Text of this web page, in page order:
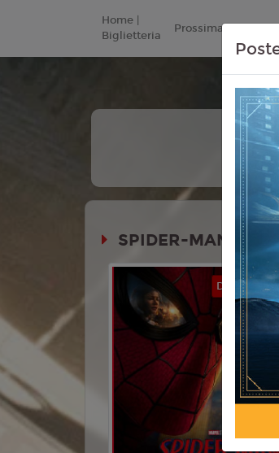
Home |
Biglietteria
Prossimamente
SPIDER-MAN -
DOLBY